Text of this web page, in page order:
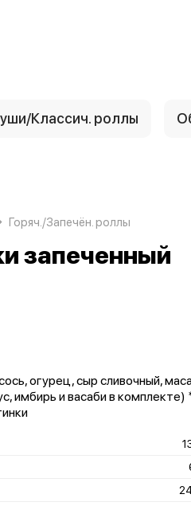
Классич. роллы
Горяч./Запечён. роллы
запеченный
огурец, сыр сливочный,
имбирь и васаби в